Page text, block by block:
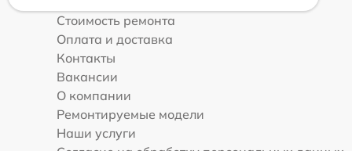
Стоимость ремонта
Оплата и доставка
Контакты
Вакансии
О компании
Ремонтируемые модели
Наши услуги